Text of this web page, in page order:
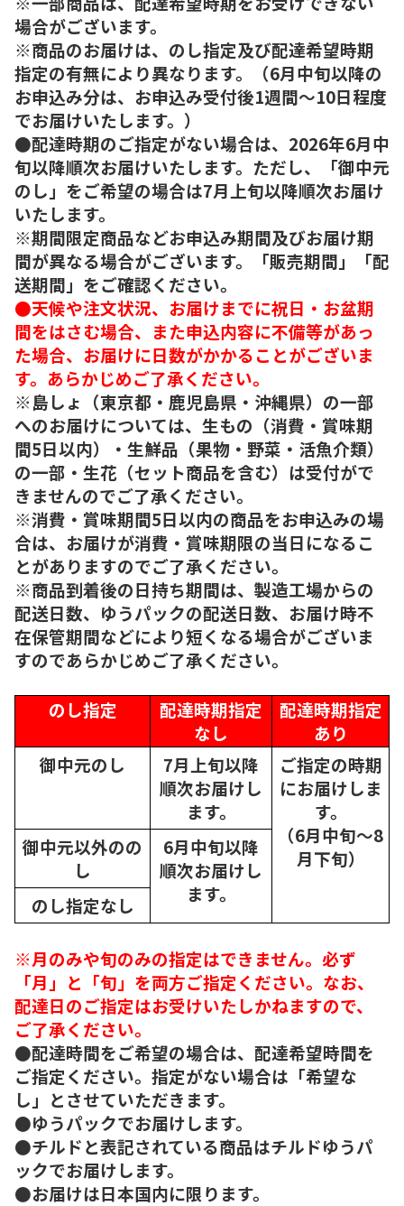
場合がございます。
※商品のお届けは、のし指定及び配達希望時期
指定の有無により異なります。（6月中旬以降の
お申込み分は、お申込み受付後1週間～10日程度
でお届けいたします。）
●配達時期のご指定がない場合は、2026年6月中
旬以降順次お届けいたします。ただし、「御中元
のし」をご希望の場合は7月上旬以降順次お届け
いたします。
※期間限定商品などお申込み期間及びお届け期
間が異なる場合がございます。「販売期間」「配
送期間」をご確認ください。
●天候や注文状況、お届けまでに祝日・お盆期
間をはさむ場合、また申込内容に不備等があっ
た場合、お届けに日数がかかることがございま
す。あらかじめご了承ください。
※島しょ（東京都・鹿児島県・沖縄県）の一部
へのお届けについては、生もの（消費・賞味期
間5日以内）・生鮮品（果物・野菜・活魚介類）
の一部・生花（セット商品を含む）は受付がで
きませんのでご了承ください。
※消費・賞味期間5日以内の商品をお申込みの場
合は、お届けが消費・賞味期限の当日になるこ
とがありますのでご了承ください。
※商品到着後の日持ち期間は、製造工場からの
配送日数、ゆうパックの配送日数、お届け時不
在保管期間などにより短くなる場合がございま
すのであらかじめご了承ください。
のし指定
配達時期指定
なし
配達時期指定
あり
御中元のし
7月上旬以降
順次お届けし
ます。
ご指定の時期
にお届けしま
す。
（6月中旬～8
月下旬）
御中元以外のの
し
6月中旬以降
順次お届けし
ます。
のし指定なし
※月のみや旬のみの指定はできません。必ず
「月」と「旬」を両方ご指定ください。なお、
配達日のご指定はお受けいたしかねますので、
ご了承ください。
●配達時間をご希望の場合は、配達希望時間を
ご指定ください。指定がない場合は「希望な
し」とさせていただきます。
●ゆうパックでお届けします。
●チルドと表記されている商品はチルドゆうパ
ックでお届けします。
●お届けは日本国内に限ります。